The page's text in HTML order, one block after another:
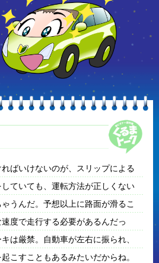
ばいけないのが、スリップによる
ていても、運転方法が正しくない
うんだ。予想以上に路面が滑るこ
度で走行する必要があるんだっ
は厳禁。自動車が左右に振られ、
こすこともあるみたいだからね。